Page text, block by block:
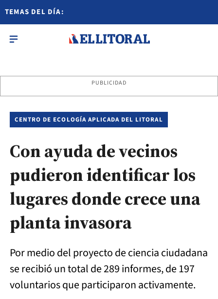
TEMAS DEL DÍA:
PUBLICIDAD
CENTRO DE ECOLOGÍA APLICADA DEL LITORAL
Con ayuda de vecinos
pudieron identificar los
lugares donde crece una
planta invasora
Por medio del proyecto de ciencia ciudadana
se recibió un total de 289 informes, de 197
voluntarios que participaron activamente.